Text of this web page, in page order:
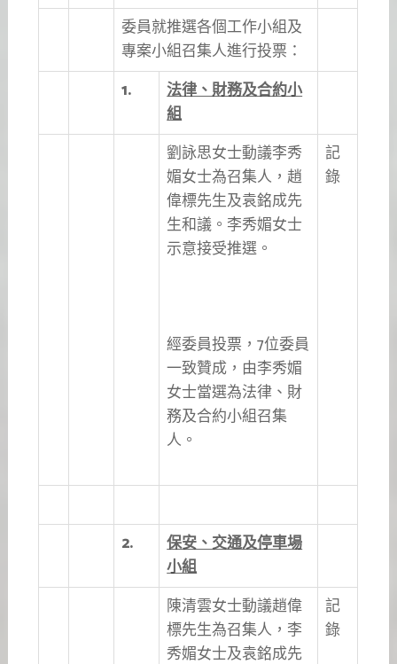
委員就推選各個工作小組及
專案小組召集人進行投票：
1.
法律、財務及合約小
組
劉詠思女士動議李秀
媚女士為召集人，趙
偉標先生及袁銘成先
生和議。李秀媚女士
示意接受推選。
經委員投票，7位委員
一致贊成，由李秀媚
女士當選為法律、財
務及合約小組召集
人。
記
錄
2.
保安、交通及停車場
小組
陳清雲女士動議趙偉
標先生為召集人，李
秀媚女士及袁銘成先
記
錄